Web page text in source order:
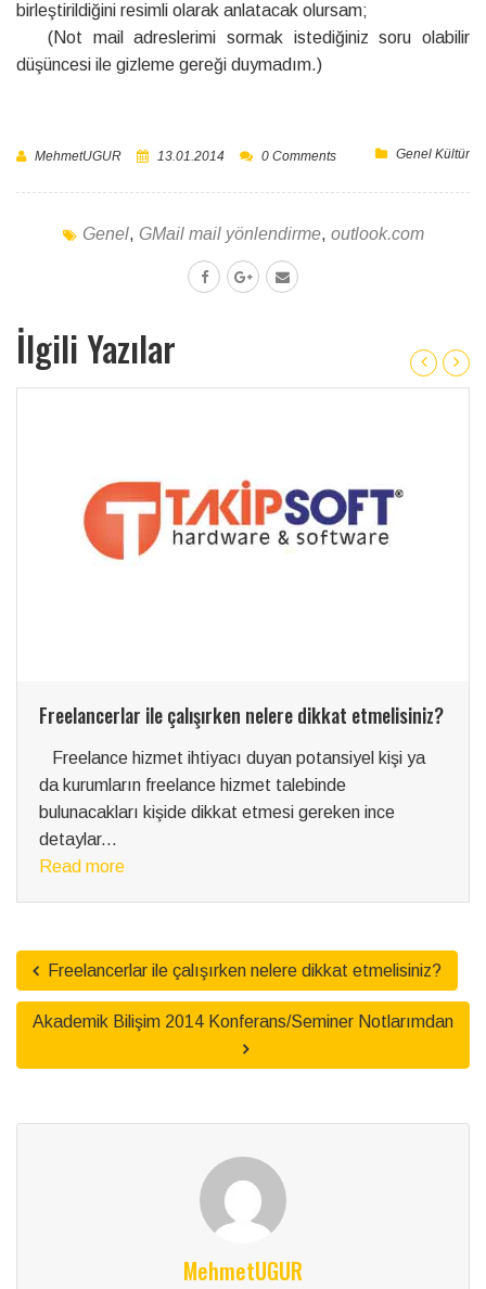
birleştirildiğini resimli olarak anlatacak olursam;
(Not mail adreslerimi sormak istediğiniz soru olabilir
düşüncesi ile gizleme gereği duymadım.)
MehmetUGUR 13.01.2014 Genel Kültür
0 Comments
Genel, GMail mail yönlendirme, outlook.com
İlgili Yazılar
Freelancerlar ile çalışırken nelere dikkat etmelisiniz?
Freelance hizmet ihtiyacı duyan potansiyel kişi ya
da kurumların freelance hizmet talebinde
bulunacakları kişide dikkat etmesi gereken ince
detaylar...
Read more
Freelancerlar ile çalışırken nelere dikkat etmelisiniz?
Akademik Bilişim 2014 Konferans/Seminer Notlarımdan
MehmetUGUR